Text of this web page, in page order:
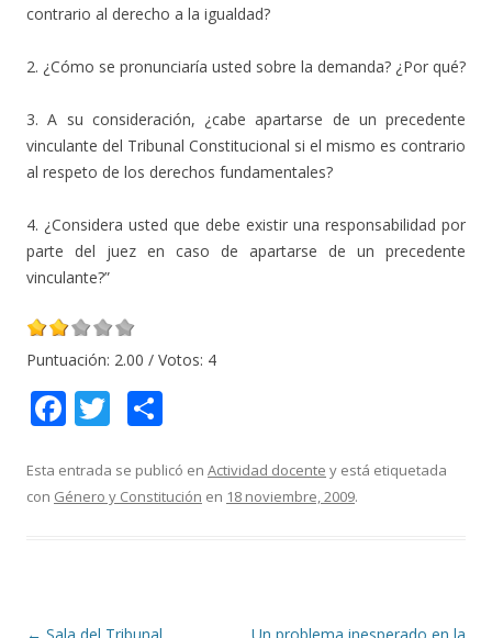
contrario al derecho a la igualdad?
2. ¿Cómo se pronunciaría usted sobre la demanda? ¿Por qué?
3. A su consideración, ¿cabe apartarse de un precedente
vinculante del Tribunal Constitucional si el mismo es contrario
al respeto de los derechos fundamentales?
4. ¿Considera usted que debe existir una responsabilidad por
parte del juez en caso de apartarse de un precedente
vinculante?”
Puntuación: 2.00 / Votos: 4
F
e
b
k
T
itt
er
m
p
Esta entrada se publicó en Actividad docente y está etiquetada
con Género y Constitución en 18 noviembre, 2009.